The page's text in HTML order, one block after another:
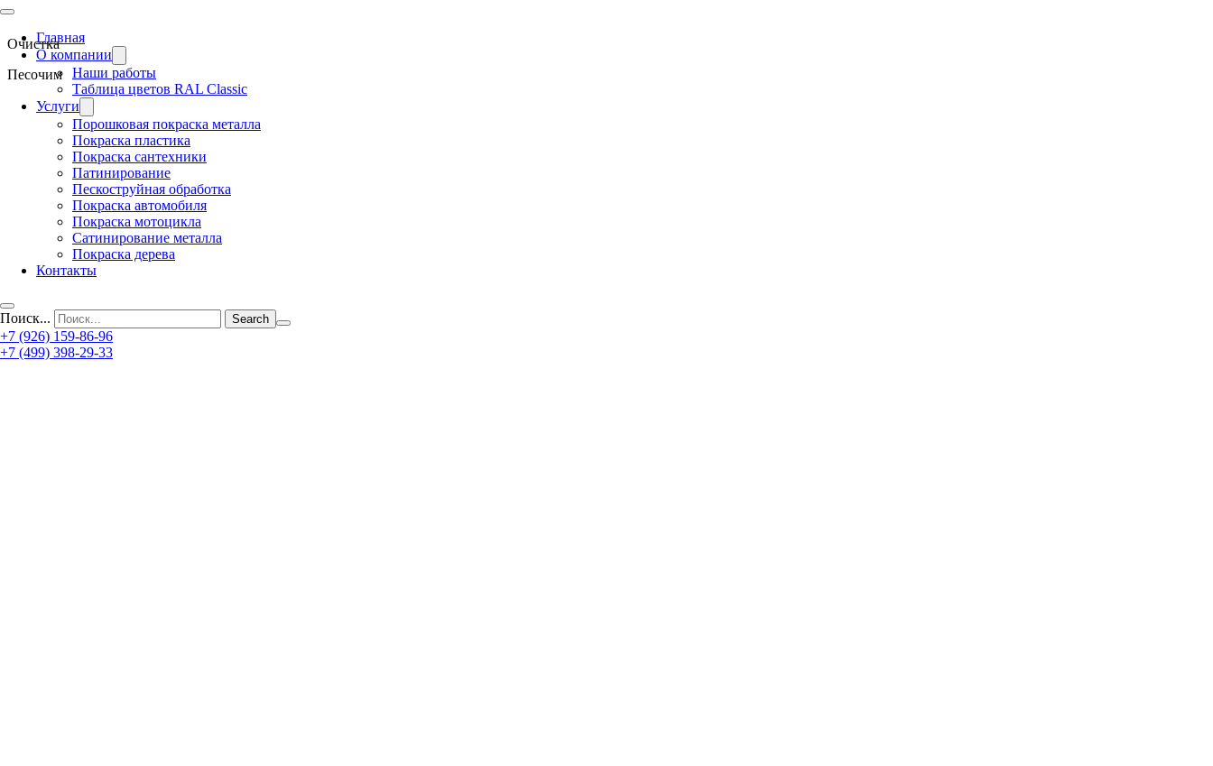
Главная
О компании
Наши работы
Таблица цветов RAL Classic
Услуги
Порошковая покраска металла
Покраска пластика
Покраска сантехники
Патинирование
Пескоструйная обработка
Покраска автомобиля
Покраска мотоцикла
Сатинирование металла
Покраска дерева
Контакты
Поиск...
+7 (926) 159-86-96
+7 (499) 398-29-33
Очистка
Песочим